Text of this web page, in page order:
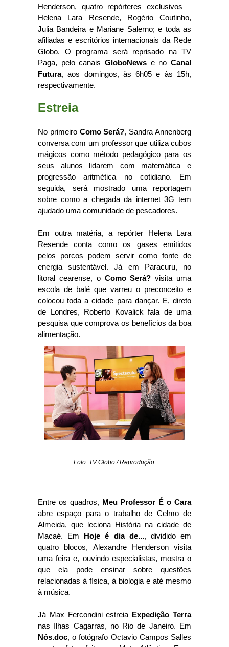
Henderson, quatro repórteres exclusivos –
Helena Lara Resende, Rogério Coutinho,
Julia Bandeira e Mariane Salerno; e toda as
afiliadas e escritórios internacionais da Rede
Globo. O programa será reprisado na TV
Paga, pelo canais GloboNews e no Canal
Futura, aos domingos, às 6h05 e às 15h,
respectivamente.
Estreia
No primeiro Como Será?, Sandra Annenberg
conversa com um professor que utiliza cubos
mágicos como método pedagógico para os
seus alunos lidarem com matemática e
progressão aritmética no cotidiano. Em
seguida, será mostrado uma reportagem
sobre como a chegada da internet 3G tem
ajudado uma comunidade de pescadores.
Em outra matéria, a repórter Helena Lara
Resende conta como os gases emitidos
pelos porcos podem servir como fonte de
energia sustentável. Já em Paracuru, no
litoral cearense, o Como Será? visita uma
escola de balé que varreu o preconceito e
colocou toda a cidade para dançar. E, direto
de Londres, Roberto Kovalick fala de uma
pesquisa que comprova os benefícios da boa
alimentação.
Foto: TV Globo / Reprodução.
Entre os quadros, Meu Professor É o Cara
abre espaço para o trabalho de Celmo de
Almeida, que leciona História na cidade de
Macaé. Em Hoje é dia de..., dividido em
quatro blocos, Alexandre Henderson visita
uma feira e, ouvindo especialistas, mostra o
que ela pode ensinar sobre questões
relacionadas à física, à biologia e até mesmo
à música.
Já Max Fercondini estreia Expedição Terra
nas Ilhas Cagarras, no Rio de Janeiro. Em
Nós.doc, o fotógrafo Octavio Campos Salles